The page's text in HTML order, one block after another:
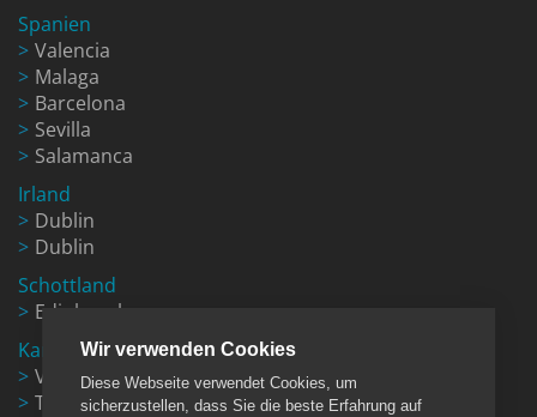
Spanien
Valencia
Malaga
Barcelona
Sevilla
Salamanca
Irland
Dublin
Dublin
Schottland
Edinburgh
Kanada
Vancouver
Toronto
Wir verwenden Cookies
Diese Webseite verwendet Cookies, um
sicherzustellen, dass Sie die beste Erfahrung auf